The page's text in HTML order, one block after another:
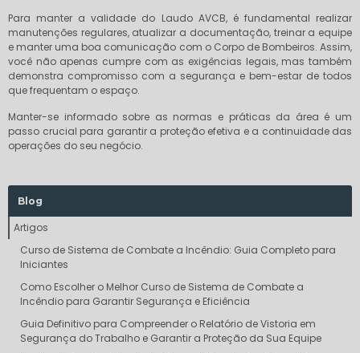
Para manter a validade do Laudo AVCB, é fundamental realizar
manutenções regulares, atualizar a documentação, treinar a equipe
e manter uma boa comunicação com o Corpo de Bombeiros. Assim,
você não apenas cumpre com as exigências legais, mas também
demonstra compromisso com a segurança e bem-estar de todos
que frequentam o espaço.
Manter-se informado sobre as normas e práticas da área é um
passo crucial para garantir a proteção efetiva e a continuidade das
operações do seu negócio.
Blog
Artigos
Curso de Sistema de Combate a Incêndio: Guia Completo para
Iniciantes
Como Escolher o Melhor Curso de Sistema de Combate a
Incêndio para Garantir Segurança e Eficiência
Guia Definitivo para Compreender o Relatório de Vistoria em
Segurança do Trabalho e Garantir a Proteção da Sua Equipe